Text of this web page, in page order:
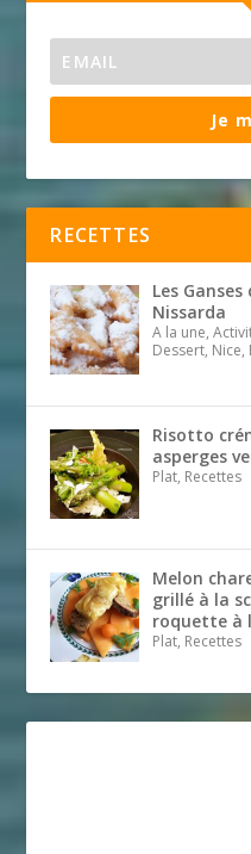
Je
RECETTES
Les
Nissarda
A la une,
Dessert, Nice,
Risotto
asperges
Plat, Recettes
Melon
grillé à la
roquette à
Plat, Recettes